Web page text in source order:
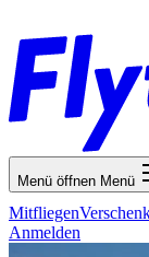
Menü öffnen Menü
Mitfliegen
Anmelden